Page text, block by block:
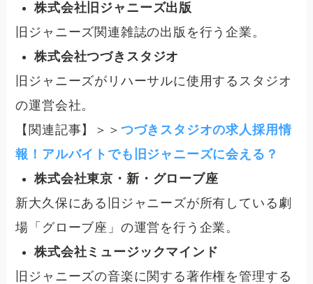
株式会社旧ジャニーズ出版
旧ジャニーズ関連雑誌の出版を行う企業。
株式会社つづきスタジオ
旧ジャニーズがリハーサルに使用するスタジオ
の運営会社。
【関連記事】＞＞ つづきスタジオの求人採用情
報！アルバイトでも旧ジャニーズに会える？
株式会社東京・新・グローブ座
新大久保にある旧ジャニーズが所有している劇
場「グローブ座」の運営を行う企業。
株式会社ミュージックマインド
旧ジャニーズの音楽に関する著作権を管理する